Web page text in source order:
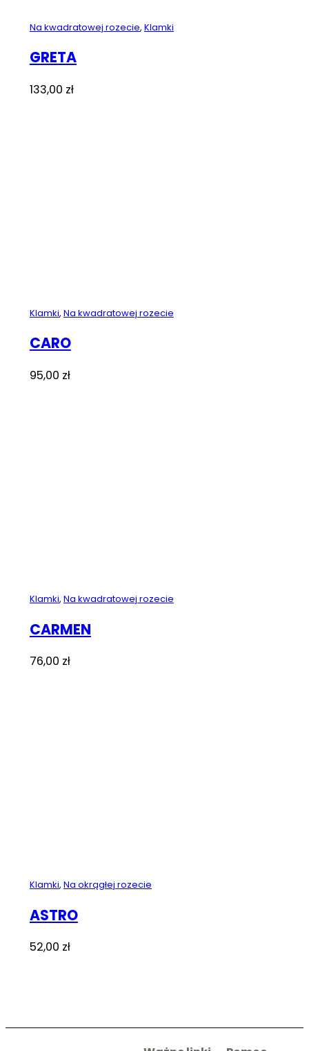
Na kwadratowej rozecie, Klamki
GRETA
133,00 zł
Klamki, Na kwadratowej rozecie
CARO
95,00 zł
Klamki, Na kwadratowej rozecie
CARMEN
76,00 zł
Klamki, Na okrągłej rozecie
ASTRO
52,00 zł